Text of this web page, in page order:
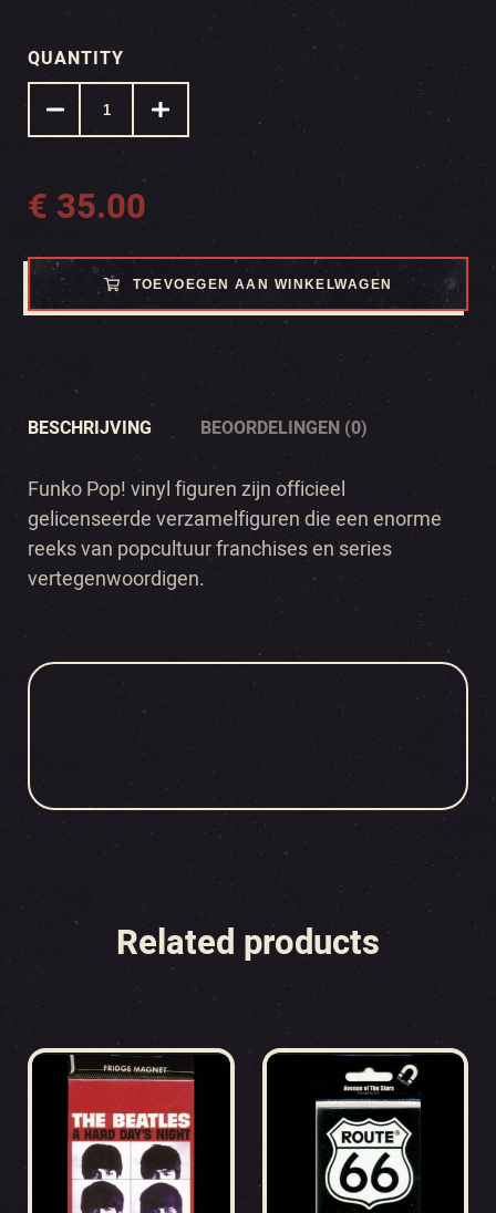
QUANTITY
€ 35.00
TOEVOEGEN AAN WINKELWAGEN
BESCHRIJVING BEOORDELINGEN (0)
Funko Pop! vinyl figuren zijn officieel
gelicenseerde verzamelfiguren die een enorme
reeks van popcultuur franchises en series
vertegenwoordigen.
Related products